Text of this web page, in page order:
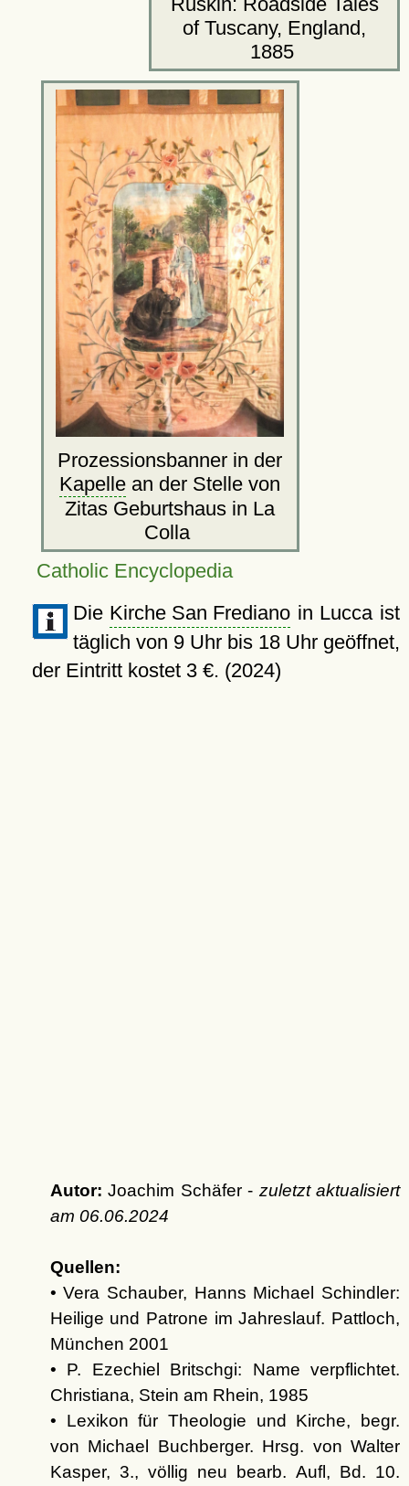
of Tuscany, England,
1885
Prozessionsbanner in der
Kapelle an der Stelle von
Zitas Geburtshaus in La
Colla
Catholic Encyclopedia
Die Kirche San Frediano in Lucca ist
täglich von 9 Uhr bis 18 Uhr geöffnet,
der Eintritt kostet 3 €. (2024)
Autor: Joachim Schäfer - zuletzt aktualisiert
am 06.06.2024
Quellen:
• Vera Schauber, Hanns Michael Schindler:
Heilige und Patrone im Jahreslauf. Pattloch,
München 2001
• P. Ezechiel Britschgi: Name verpflichtet.
Christiana, Stein am Rhein, 1985
• Lexikon für Theologie und Kirche, begr.
von Michael Buchberger. Hrsg. von Walter
Kasper, 3., völlig neu bearb. Aufl, Bd. 10.